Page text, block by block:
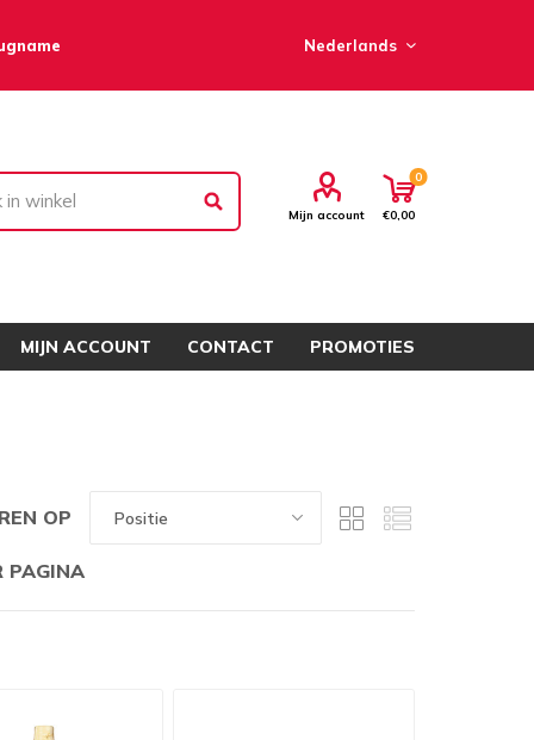
Mijn account
0
€0,00
MIJN ACCOUNT CONTACT PROMOTIES
OP
PAGINA